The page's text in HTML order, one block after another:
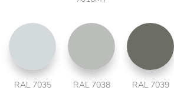
RAL 7035 RAL 7038 RAL 7039